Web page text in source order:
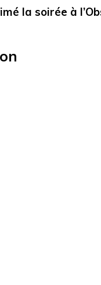
la soirée à